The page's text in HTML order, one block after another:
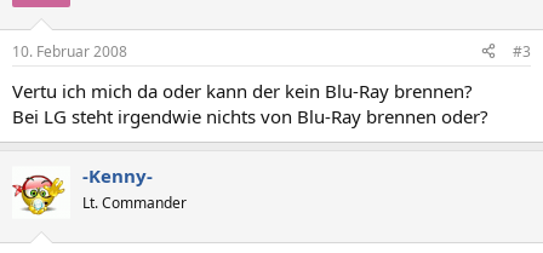
10. Februar 2008 #3
Vertu ich mich da oder kann der kein Blu-Ray brennen?
Bei LG steht irgendwie nichts von Blu-Ray brennen oder?
-Kenny-
Lt. Commander